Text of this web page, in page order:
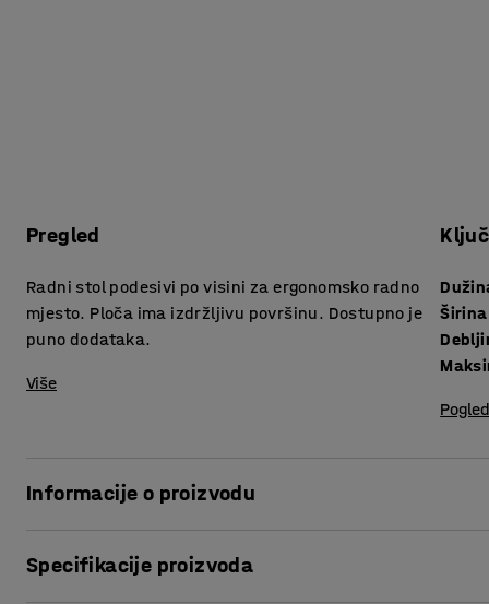
Pregled
Radni stol podesivi po visini za ergonomsko radno
mjesto. Ploča ima izdržljivu površinu. Dostupno je
puno dodataka.
Više
Širina
Informacije o proizvodu
opremljen električnim motorom koji omogućava
Specifikacije proizvoda